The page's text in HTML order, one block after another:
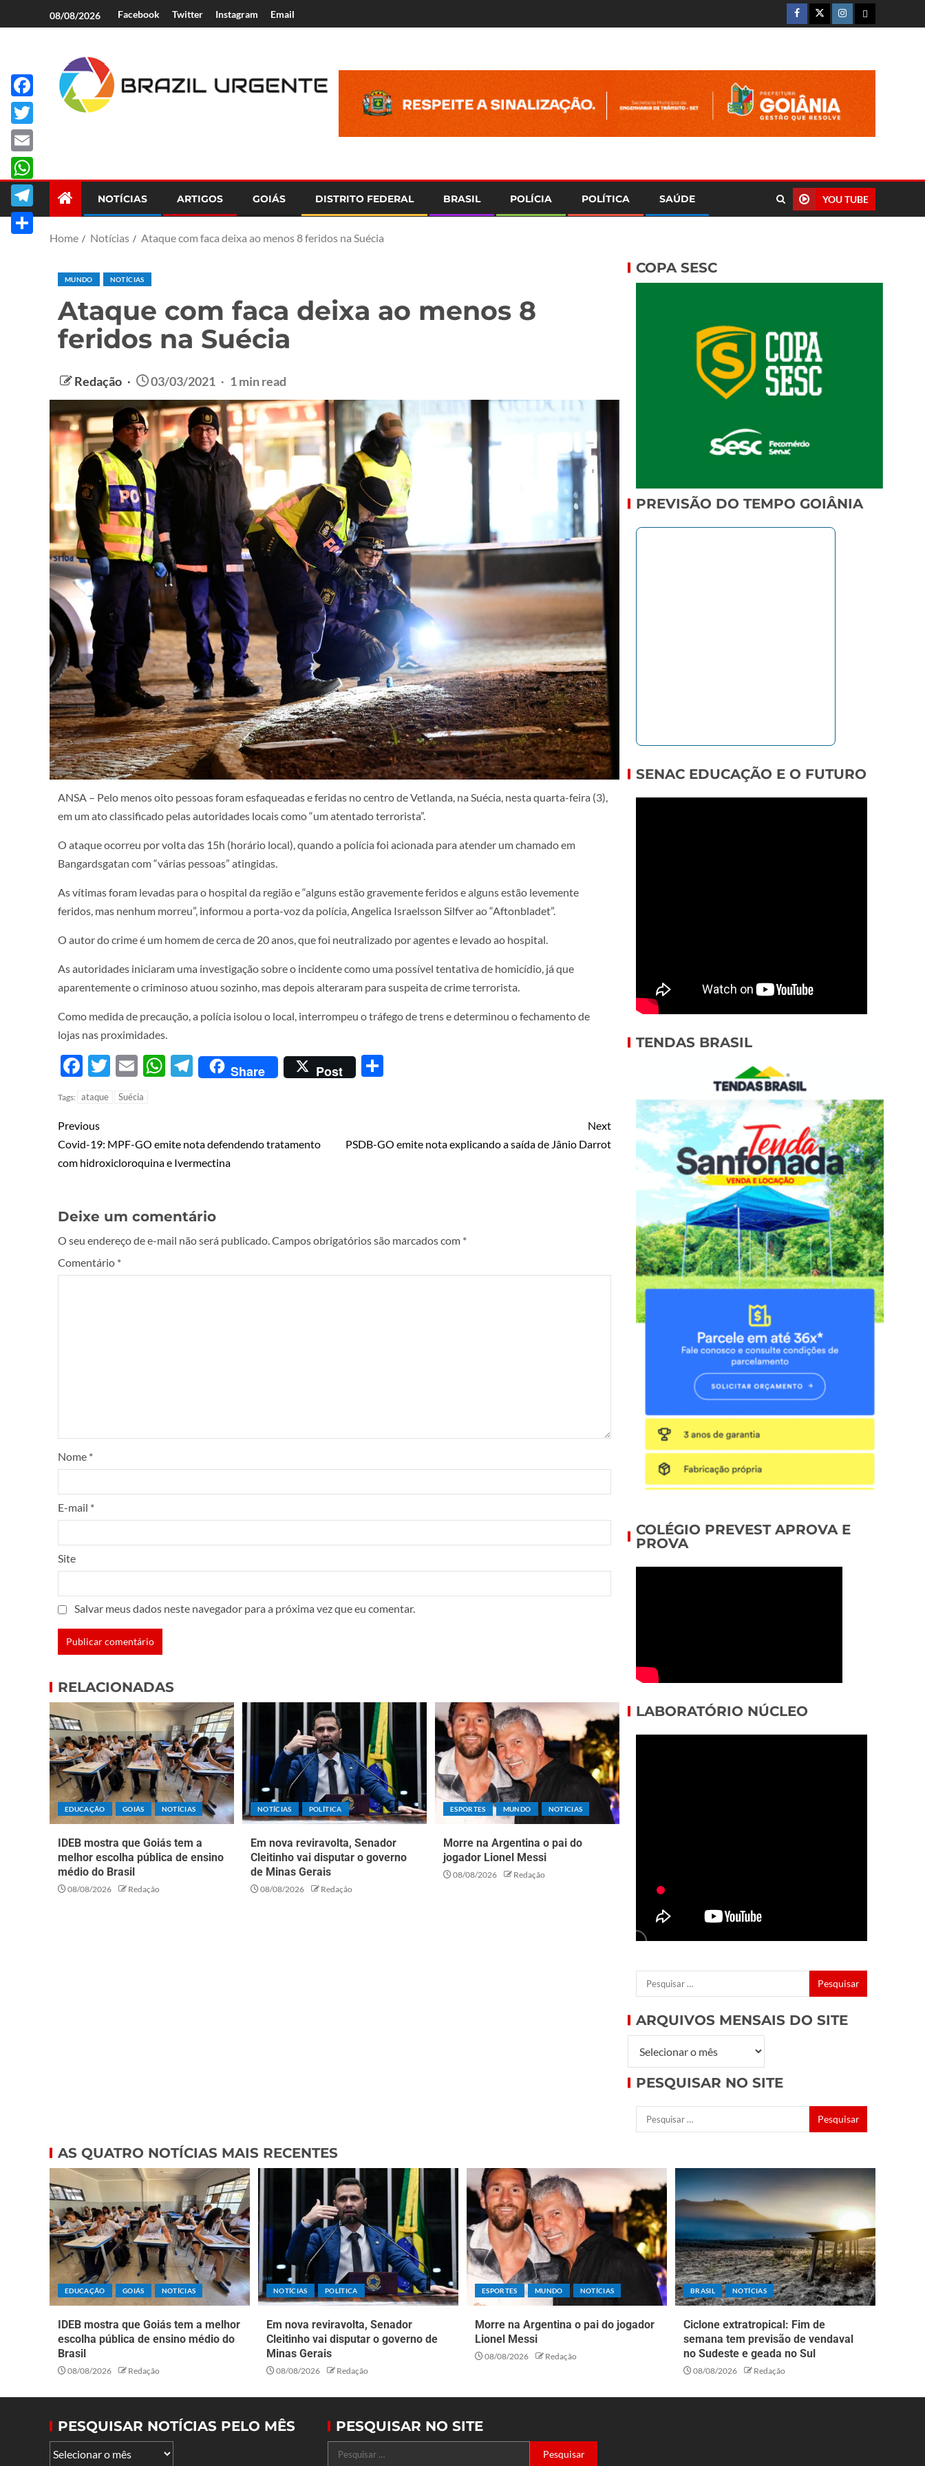
08/08/2026 Facebook Twitter Instagram Email
NOTÍCIAS ARTIGOS GOIÁS DISTRITO FEDERAL BRASIL POLÍCIA POLÍTICA SAÚDE YOU TUBE
Home Notícias Ataque com faca deixa ao menos 8 feridos na Suécia
MUNDO NOTÍCIAS
Ataque com faca deixa ao menos 8
feridos na Suécia
Redação 03/03/2021 1 min read
ANSA – Pelo menos oito pessoas foram esfaqueadas e feridas no centro de Vetlanda, na Suécia, nesta quarta-feira (3),
em um ato classificado pelas autoridades locais como “um atentado terrorista”.
O ataque ocorreu por volta das 15h (horário local), quando a polícia foi acionada para atender um chamado em
Bangardsgatan com “várias pessoas” atingidas.
As vítimas foram levadas para o hospital da região e “alguns estão gravemente feridos e alguns estão levemente
feridos, mas nenhum morreu”, informou a porta-voz da polícia, Angelica Israelsson Silfver ao “Aftonbladet”.
O autor do crime é um homem de cerca de 20 anos, que foi neutralizado por agentes e levado ao hospital.
As autoridades iniciaram uma investigação sobre o incidente como uma possível tentativa de homicídio, já que
aparentemente o criminoso atuou sozinho, mas depois alteraram para suspeita de crime terrorista.
Como medida de precaução, a polícia isolou o local, interrompeu o tráfego de trens e determinou o fechamento de
lojas nas proximidades.
Facebook
Twitter
EmailWhatsApp
Telegram
Share Post
Tags: ataque Suécia
Previous
Covid-19: MPF-GO emite nota defendendo tratamento
com hidroxicloroquina e Ivermectina
Next
PSDB-GO emite nota explicando a saída de Jânio Darrot
Deixe um comentário
O seu endereço de e-mail não será publicado.Campos obrigatórios são marcados com *
Comentário *
Nome *
E-mail *
Site
Salvar meus dados neste navegador para a próxima vez que eu comentar.
RELACIONADAS
EDUCAÇÃO GOIÁS NOTÍCIAS
IDEB mostra que Goiás tem a
melhor escolha pública de ensino
médio do Brasil
08/08/2026 Redação
NOTÍCIAS POLÍTICA
Em nova reviravolta, Senador
Cleitinho vai disputar o governo
de Minas Gerais
08/08/2026 Redação
ESPORTES MUNDO NOTÍCIAS
Morre na Argentina o pai do
jogador Lionel Messi
08/08/2026 Redação
Facebook
Twitter
Email
WhatsApp
Telegram
COPA SESC
PREVISÃO DO TEMPO GOIÂNIA
SENAC EDUCAÇÃO E O FUTURO
TENDAS BRASIL
COLÉGIO PREVEST APROVA E
PROVA
LABORATÓRIO NÚCLEO
ARQUIVOS MENSAIS DO SITE
PESQUISAR NO SITE
AS QUATRO NOTÍCIAS MAIS RECENTES
EDUCAÇÃO GOIÁS NOTÍCIAS
IDEB mostra que Goiás tem a melhor
escolha pública de ensino médio do
Brasil
08/08/2026 Redação
NOTÍCIAS POLÍTICA
Em nova reviravolta, Senador
Cleitinho vai disputar o governo de
Minas Gerais
08/08/2026 Redação
ESPORTES MUNDO NOTÍCIAS
Morre na Argentina o pai do jogador
Lionel Messi
08/08/2026 Redação
BRASIL NOTÍCIAS
Ciclone extratropical: Fim de
semana tem previsão de vendaval
no Sudeste e geada no Sul
08/08/2026 Redação
PESQUISAR NOTÍCIAS PELO MÊS PESQUISAR NO SITE